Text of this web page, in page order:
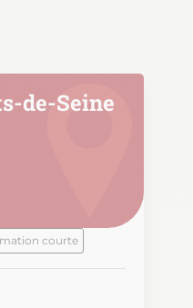
de-Seine
courte